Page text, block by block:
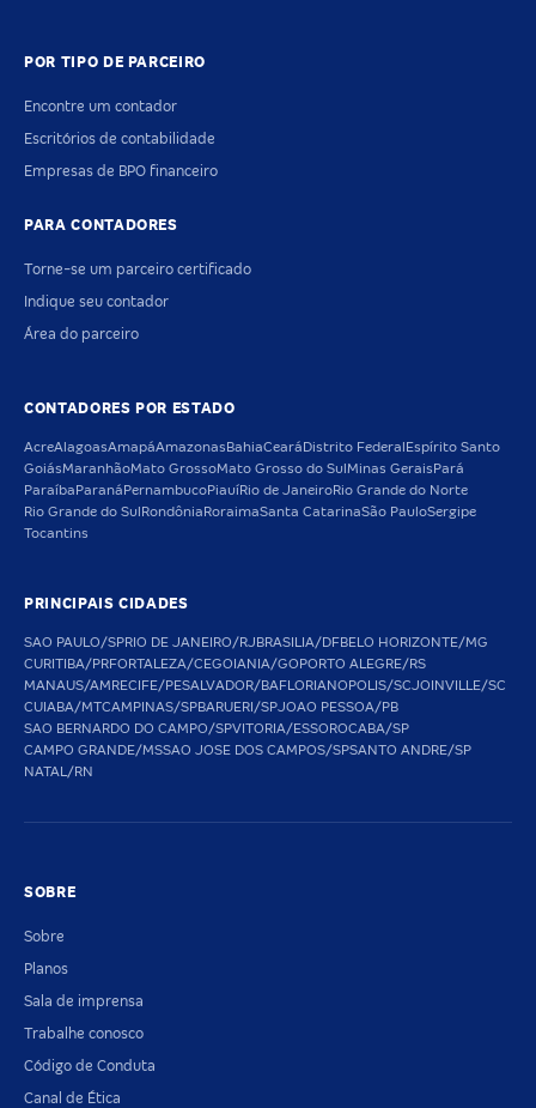
POR TIPO DE PARCEIRO
Encontre um contador
Escritórios de contabilidade
Empresas de BPO financeiro
PARA CONTADORES
Torne-se um parceiro certificado
Indique seu contador
Área do parceiro
CONTADORES POR ESTADO
AcreAlagoasAmapáAmazonas BahiaCeará Distrito Federal Espírito Santo
GoiásMaranhãoMato GrossoMato Grosso do Sul Minas Gerais Pará
Paraíba Paraná PernambucoPiauíRio de JaneiroRio Grande do Norte
Rio Grande do Sul Rondônia RoraimaSanta CatarinaSão PauloSergipe
Tocantins
PRINCIPAIS CIDADES
SAO PAULO/SPRIO DE JANEIRO/RJBRASILIA/DFBELO HORIZONTE/MG
CURITIBA/PRFORTALEZA/CEGOIANIA/GOPORTO ALEGRE/RS
MANAUS/AMRECIFE/PESALVADOR/BAFLORIANOPOLIS/SCJOINVILLE/SC
CUIABA/MTCAMPINAS/SPBARUERI/SPJOAO PESSOA/PB
SAO BERNARDO DO CAMPO/SPVITORIA/ESSOROCABA/SP
CAMPO GRANDE/MSSAO JOSE DOS CAMPOS/SPSANTO ANDRE/SP
NATAL/RN
SOBRE
Sobre
Planos
Sala de imprensa
Trabalhe conosco
Código de Conduta
Canal de Ética